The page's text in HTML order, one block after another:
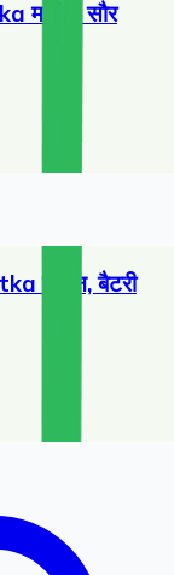
मशीन, सौर
मशीन, बैटरी